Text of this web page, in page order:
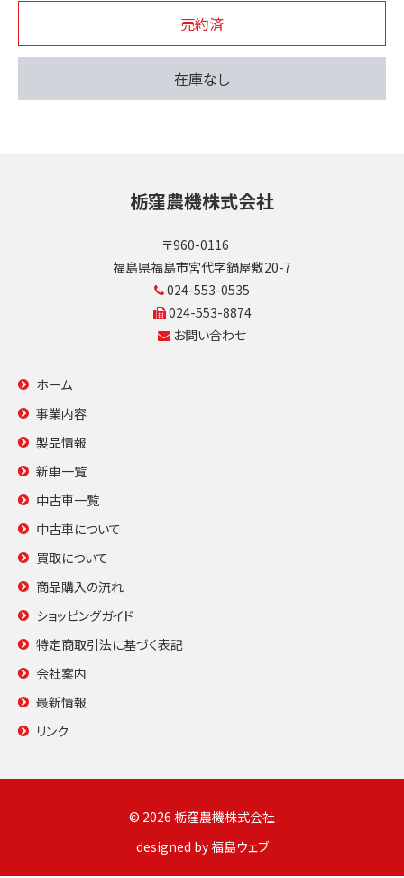
売約済
在庫なし
栃窪農機株式会社
〒960-0116
福島県福島市宮代字鍋屋敷20-7
024-553-0535
024-553-8874
お問い合わせ
ホーム
事業内容
製品情報
新車一覧
中古車一覧
中古車について
買取について
商品購入の流れ
ショッピングガイド
特定商取引法に基づく表記
会社案内
最新情報
リンク
© 2026 栃窪農機株式会社
designed by福島ウェブ